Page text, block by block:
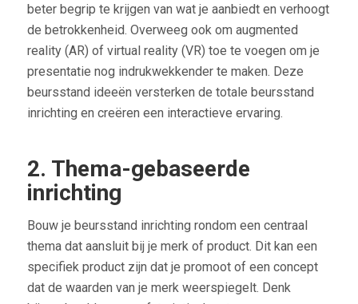
beter begrip te krijgen van wat je aanbiedt en verhoogt
de betrokkenheid. Overweeg ook om augmented
reality (AR) of virtual reality (VR) toe te voegen om je
presentatie nog indrukwekkender te maken. Deze
beursstand ideeën versterken de totale beursstand
inrichting en creëren een interactieve ervaring.
2. Thema-gebaseerde
inrichting
Bouw je beursstand inrichting rondom een centraal
thema dat aansluit bij je merk of product. Dit kan een
specifiek product zijn dat je promoot of een concept
dat de waarden van je merk weerspiegelt. Denk